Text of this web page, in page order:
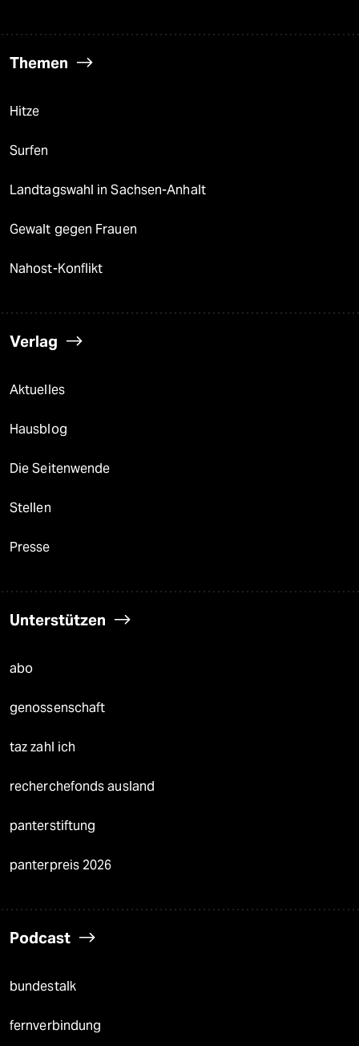
Themen
Hitze
Surfen
Landtagswahl in Sachsen-Anhalt
Gewalt gegen Frauen
Nahost-Konflikt
Verlag
Aktuelles
Hausblog
Die Seitenwende
Stellen
Presse
Unterstützen
abo
genossenschaft
taz zahl ich
recherchefonds ausland
panterstiftung
panterpreis 2026
Podcast
bundestalk
fernverbindung